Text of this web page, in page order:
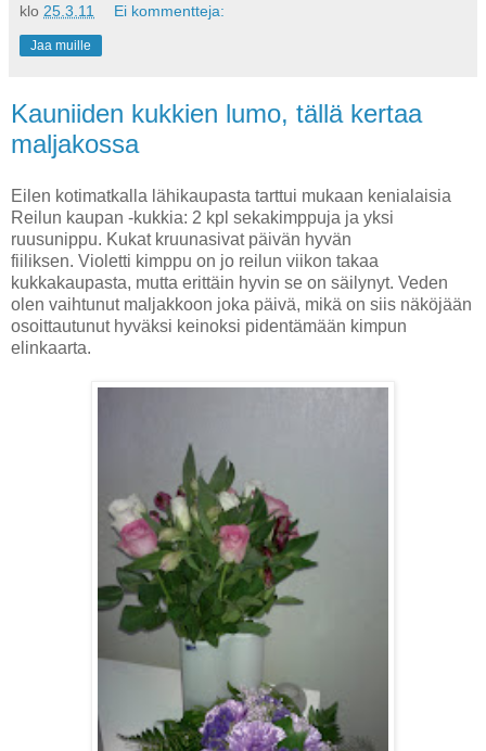
klo 25.3.11 Ei kommentteja:
Jaa muille
Kauniiden kukkien lumo, tällä kertaa
maljakossa
Eilen kotimatkalla lähikaupasta tarttui mukaan kenialaisia
Reilun kaupan -kukkia: 2 kpl sekakimppuja ja yksi
ruusunippu. Kukat kruunasivat päivän hyvän
fiiliksen. Violetti kimppu on jo reilun viikon takaa
kukkakaupasta, mutta erittäin hyvin se on säilynyt. Veden
olen vaihtunut maljakkoon joka päivä, mikä on siis näköjään
osoittautunut hyväksi keinoksi pidentämään kimpun
elinkaarta.